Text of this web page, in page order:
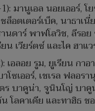
มานูเอล นอยเออร์, โ
อตเตอร์เบ็ค, นาธาเนี่
นดาร์ พาฟโลวิช, ลีรอย
น เวียร์ตซ์ และไค ฮาแ
เอลอย รูม, ยูเรียน กาอ
โซเออร์, เชเรล ฟลอรา
ร บาคูน่า, จูนินโญ่ บาคู
โลคาเดีย และทาฮิธ ช